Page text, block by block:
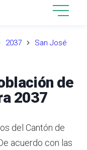
2037
San José
de
2037
del Cantón de
acuerdo con las